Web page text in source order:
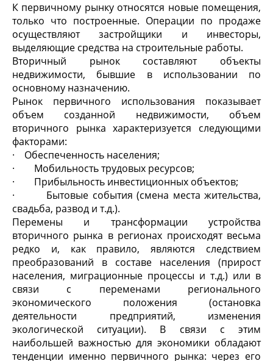
К первичному рынку относятся новые помещения,
только что построенные. Операции по продаже
осуществляют застройщики и инвесторы,
выделяющие средства на строительные работы.
Вторичный рынок составляют объекты
недвижимости, бывшие в использовании по
основному назначению.
Рынок первичного использования показывает
объем созданной недвижимости, объем
вторичного рынка характеризуется следующими
факторами:
· Обеспеченность населения;
· Мобильность трудовых ресурсов;
· Прибыльность инвестиционных объектов;
· Бытовые события (смена места жительства,
свадьба, развод и т.д.).
Перемены и трансформации устройства
вторичного рынка в регионах происходят весьма
редко и, как правило, являются следствием
преобразований в составе населения (прирост
населения, миграционные процессы и т.д.) или в
связи с переменами регионального
экономического положения (остановка
деятельности предприятий, изменения
экологической ситуации). В связи с этим
наибольшей важностью для экономики обладают
тенденции именно первичного рынка: через его